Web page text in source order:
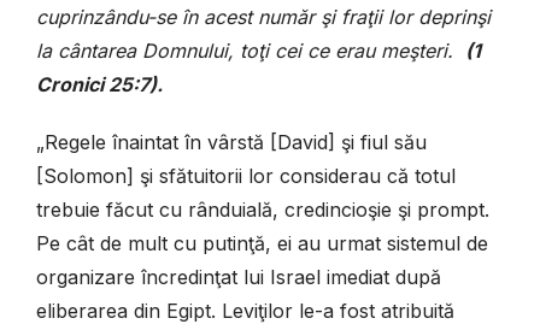
cuprinzându-se în acest număr şi fraţii lor deprinşi
la cântarea Domnului, toţi cei ce erau meşteri. (1
Cronici 25:7).
„Regele înaintat în vârstă [David] şi fiul său
[Solomon] şi sfătuitorii lor considerau că totul
trebuie făcut cu rânduială, credincioşie şi prompt.
Pe cât de mult cu putinţă, ei au urmat sistemul de
organizare încredinţat lui Israel imediat după
eliberarea din Egipt. Leviţilor le-a fost atribuită